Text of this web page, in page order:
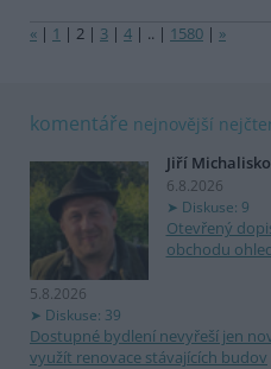
« | 1 | 2 | 3 | 4 | .. | 1580 | »
komentáře nejnovější
Jiří Michalisko
6.8.2026
Diskuse: 9
Otevřený
obchodu
5.8.2026
Diskuse: 39
Dostupné bydlení nevyřeší jen
využít renovace stávajících budov